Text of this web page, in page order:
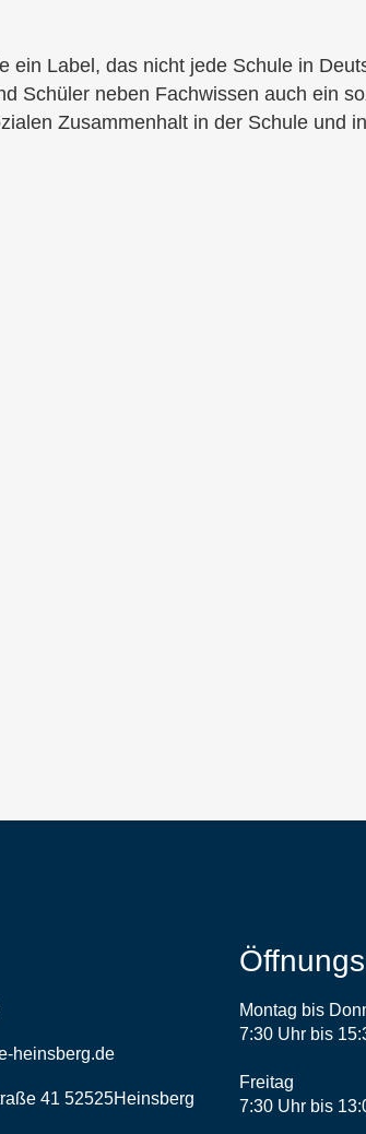
Label, das nicht jede Schule in
Schüler neben Fachwissen auch ein
Zusammenhalt in der Schule und
heinsberg.de
41 52525Heinsberg
Montag bis
7:30 Uhr bis
Freitag
7:30 Uhr bis